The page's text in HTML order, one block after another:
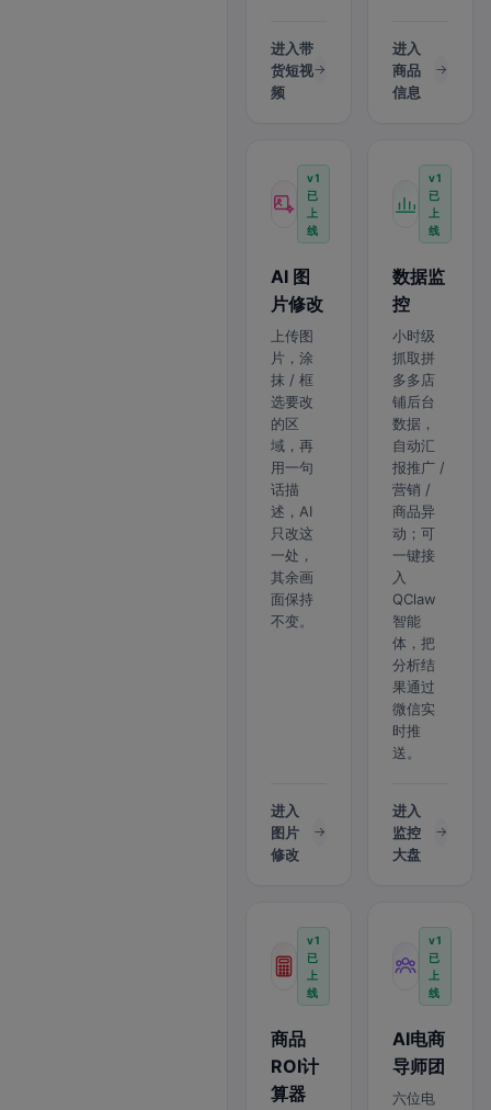
进入带
货短视
频
进入
商品
信息
v1
已
上
线
AI 图
片修改
上传图
片，涂
抹 / 框
选要改
的区
域，再
用一句
话描
述，AI
只改这
一处，
其余画
面保持
不变。
进入
图片
修改
v1
已
上
线
数据监
控
小时级
抓取拼
多多店
铺后台
数据，
自动汇
报推广 /
营销 /
商品异
动；可
一键接
入
QClaw
智能
体，把
分析结
果通过
微信实
时推
送。
进入
监控
大盘
v1
已
上
线
商品
ROI计
算器
v1
已
上
线
AI电商
导师团
六位电